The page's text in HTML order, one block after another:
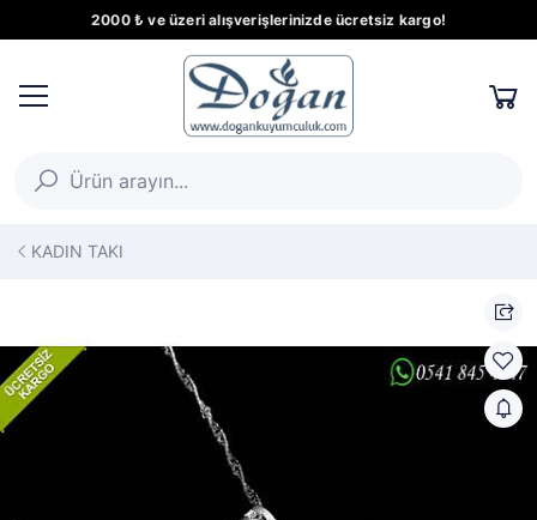
2000 ₺ ve üzeri alışverişlerinizde ücretsiz kargo!
KADIN TAKI